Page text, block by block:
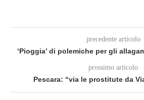
precedente articolo
‘Pioggia’ di polemiche per gli
prossimo articolo
Pescara: “via le prostitute da